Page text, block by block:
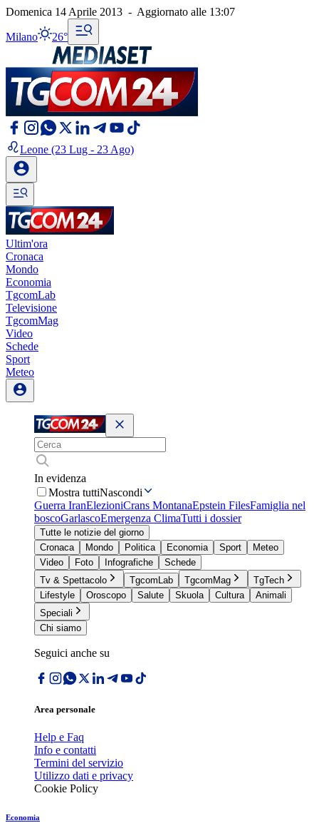
Domenica 14 Aprile 2013 - Aggiornato alle 13:07
Milano 26°
Leone (23 Lug - 23 Ago)
Ultim'ora
Cronaca
Mondo
Economia
TgcomLab
Televisione
TgcomMag
Video
Schede
Sport
Meteo
In evidenza
Mostra tuttiNascondi
Guerra IranElezioniCrans MontanaEpstein FilesFamiglia nel
boscoGarlascoEmergenza ClimaTutti i dossier
Tutte le notizie del giorno
Cronaca
Mondo Politica Economia Sport
Meteo
Video
Foto Infografiche
Schede
Tv & Spettacolo
TgcomLab TgcomMag
TgTech
Lifestyle
Oroscopo Salute Skuola Cultura
Animali
Speciali
Chi siamo
Seguici anche su
Area personale
Help e Faq
Info e contatti
Termini del servizio
Utilizzo dati e privacy
Cookie Policy
Economia